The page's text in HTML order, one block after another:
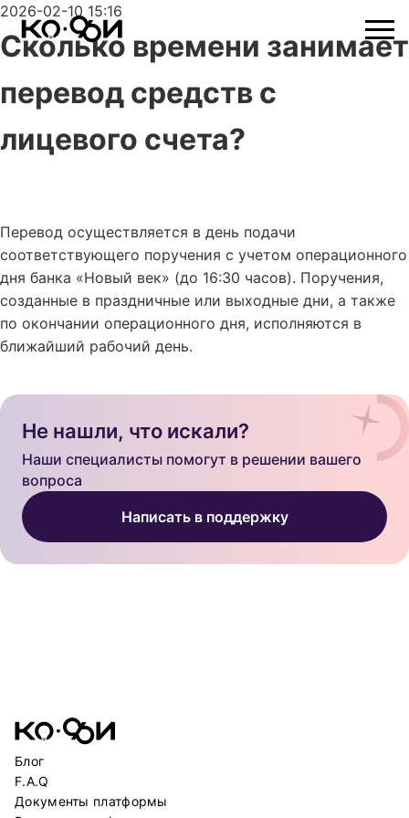
2026-02-10 15:16
Сколько времени занимает
перевод средств с
лицевого счета?
Перевод осуществляется в день подачи
соответствующего поручения с учетом операционного
дня банка «Новый век» (до 16:30 часов). Поручения,
созданные в праздничные или выходные дни, а также
по окончании операционного дня, исполняются в
ближайший рабочий день.
Не нашли, что искали?
Наши специалисты помогут в решении вашего
вопроса
Написать в поддержку
Блог
F.A.Q
Документы платформы